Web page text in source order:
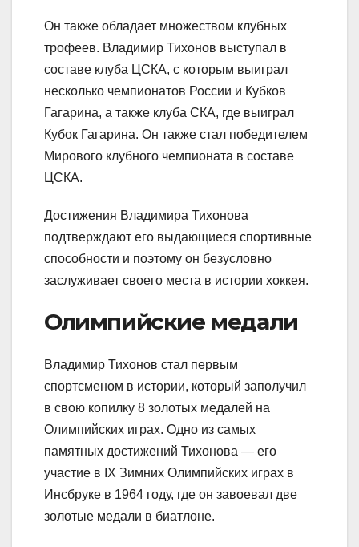
Он также обладает множеством клубных
трофеев. Владимир Тихонов выступал в
составе клуба ЦСКА, с которым выиграл
несколько чемпионатов России и Кубков
Гагарина, а также клуба СКА, где выиграл
Кубок Гагарина. Он также стал победителем
Мирового клубного чемпионата в составе
ЦСКА.
Достижения Владимира Тихонова
подтверждают его выдающиеся спортивные
способности и поэтому он безусловно
заслуживает своего места в истории хоккея.
Олимпийские медали
Владимир Тихонов стал первым
спортсменом в истории, который заполучил
в свою копилку 8 золотых медалей на
Олимпийских играх. Одно из самых
памятных достижений Тихонова — его
участие в IX Зимних Олимпийских играх в
Инсбруке в 1964 году, где он завоевал две
золотые медали в биатлоне.